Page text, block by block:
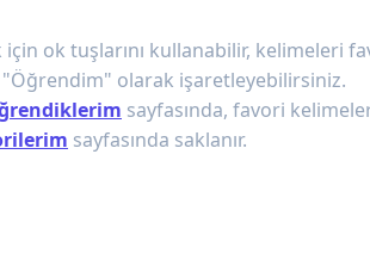
ok tuşlarını kullanabilir, kelimeleri
olarak işaretleyebilirsiniz.
sayfasında, favori
sayfasında saklanır.